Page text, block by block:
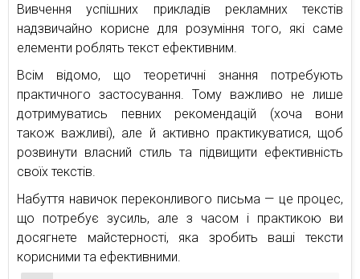
Вивчення успішних прикладів рекламних текстів
надзвичайно корисне для розуміння того, які саме
елементи роблять текст ефективним.
Всім відомо, що теоретичні знання потребують
практичного застосування. Тому важливо не лише
дотримуватись певних рекомендацій (хоча вони
також важливі), але й активно практикуватися, щоб
розвинути власний стиль та підвищити ефективність
своїх текстів.
Набуття навичок переконливого письма — це процес,
що потребує зусиль, але з часом і практикою ви
досягнете майстерності, яка зробить ваші тексти
корисними та ефективними.